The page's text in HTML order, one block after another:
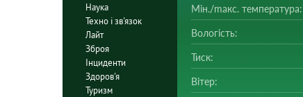
Наука
Техно і зв'язок
Лайт
Зброя
Інциденти
Здоров'я
Туризм
Мін./mакс. температура:
Вологість:
Тиск:
Вітер: